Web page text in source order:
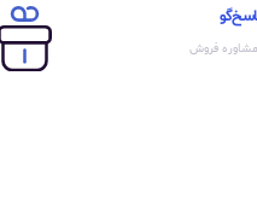
فروش